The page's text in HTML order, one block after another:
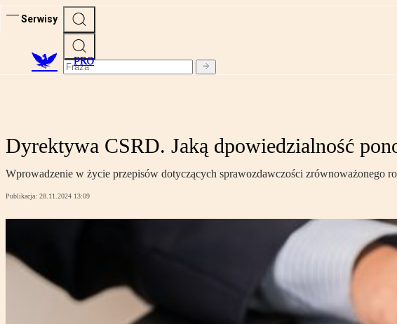
Serwisy
PRO
Dyrektywa CSRD. Jaką dpowiedzialność
Wprowadzenie w życie przepisów dotyczących sprawozdawczości zrównoważonego
Publikacja: 28.11.2024 13:09